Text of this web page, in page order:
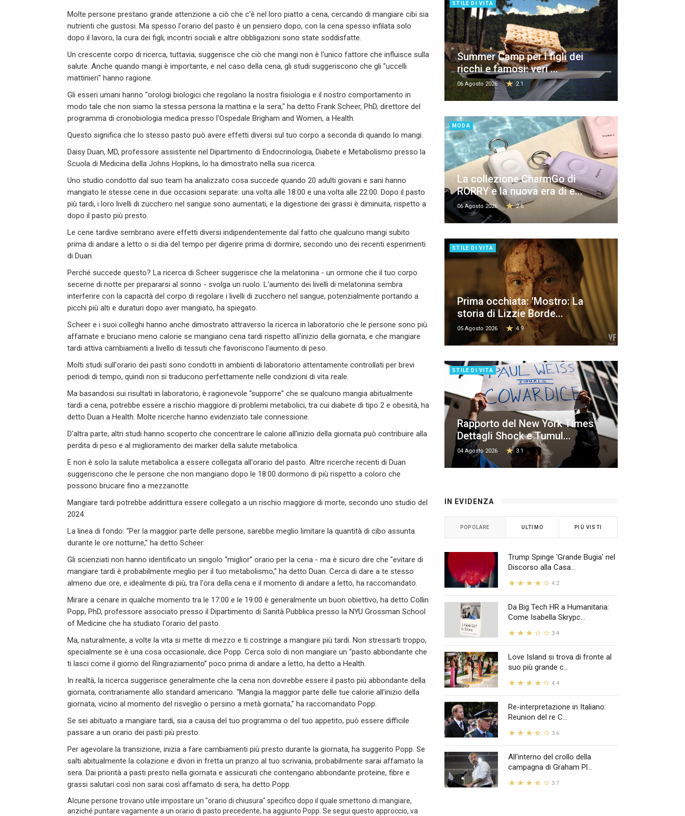
Molte persone prestano grande attenzione a ciò che c'è nel loro piatto a cena, cercando di mangiare cibi sia
nutrienti che gustosi. Ma spesso l'orario del pasto è un pensiero dopo, con la cena spesso infilata solo
dopo il lavoro, la cura dei figli, incontri sociali e altre obbligazioni sono state soddisfatte.
Un crescente corpo di ricerca, tuttavia, suggerisce che ciò che mangi non è l'unico fattore che influisce sulla
salute. Anche quando mangi è importante, e nel caso della cena, gli studi suggeriscono che gli "uccelli
mattinieri" hanno ragione.
Gli esseri umani hanno "orologi biologici che regolano la nostra fisiologia e il nostro comportamento in
modo tale che non siamo la stessa persona la mattina e la sera," ha detto Frank Scheer, PhD, direttore del
programma di cronobiologia medica presso l'Ospedale Brigham and Women, a Health.
Questo significa che lo stesso pasto può avere effetti diversi sul tuo corpo a seconda di quando lo mangi.
Daisy Duan, MD, professore assistente nel Dipartimento di Endocrinologia, Diabete e Metabolismo presso la
Scuola di Medicina della Johns Hopkins, lo ha dimostrato nella sua ricerca.
Uno studio condotto dal suo team ha analizzato cosa succede quando 20 adulti giovani e sani hanno
mangiato le stesse cene in due occasioni separate: una volta alle 18:00 e una volta alle 22:00. Dopo il pasto
più tardi, i loro livelli di zucchero nel sangue sono aumentati, e la digestione dei grassi è diminuita, rispetto a
dopo il pasto più presto.
Le cene tardive sembrano avere effetti diversi indipendentemente dal fatto che qualcuno mangi subito
prima di andare a letto o si dia del tempo per digerire prima di dormire, secondo uno dei recenti esperimenti
di Duan.
Perché succede questo? La ricerca di Scheer suggerisce che la melatonina - un ormone che il tuo corpo
secerne di notte per prepararsi al sonno - svolga un ruolo. L'aumento dei livelli di melatonina sembra
interferire con la capacità del corpo di regolare i livelli di zucchero nel sangue, potenzialmente portando a
picchi più alti e duraturi dopo aver mangiato, ha spiegato.
Scheer e i suoi colleghi hanno anche dimostrato attraverso la ricerca in laboratorio che le persone sono più
affamate e bruciano meno calorie se mangiano cena tardi rispetto all'inizio della giornata, e che mangiare
tardi attiva cambiamenti a livello di tessuti che favoriscono l'aumento di peso.
Molti studi sull'orario dei pasti sono condotti in ambienti di laboratorio attentamente controllati per brevi
periodi di tempo, quindi non si traducono perfettamente nelle condizioni di vita reale.
Ma basandosi sui risultati in laboratorio, è ragionevole “supporre” che se qualcuno mangia abitualmente
tardi a cena, potrebbe essere a rischio maggiore di problemi metabolici, tra cui diabete di tipo 2 e obesità, ha
detto Duan a Health. Molte ricerche hanno evidenziato tale connessione.
D'altra parte, altri studi hanno scoperto che concentrare le calorie all'inizio della giornata può contribuire alla
perdita di peso e al miglioramento dei marker della salute metabolica.
E non è solo la salute metabolica a essere collegata all'orario del pasto. Altre ricerche recenti di Duan
suggeriscono che le persone che non mangiano dopo le 18:00 dormono di più rispetto a coloro che
possono brucare fino a mezzanotte.
Mangiare tardi potrebbe addirittura essere collegato a un rischio maggiore di morte, secondo uno studio del
2024.
La linea di fondo: “Per la maggior parte delle persone, sarebbe meglio limitare la quantità di cibo assunta
durante le ore notturne,” ha detto Scheer.
Gli scienziati non hanno identificato un singolo “miglior” orario per la cena - ma è sicuro dire che "evitare di
mangiare tardi è probabilmente meglio per il tuo metabolismo,” ha detto Duan. Cerca di dare a te stesso
almeno due ore, e idealmente di più, tra l'ora della cena e il momento di andare a letto, ha raccomandato.
Mirare a cenare in qualche momento tra le 17:00 e le 19:00 è generalmente un buon obiettivo, ha detto Collin
Popp, PhD, professore associato presso il Dipartimento di Sanità Pubblica presso la NYU Grossman School
of Medicine che ha studiato l'orario del pasto.
Ma, naturalmente, a volte la vita si mette di mezzo e ti costringe a mangiare più tardi. Non stressarti troppo,
specialmente se è una cosa occasionale, dice Popp. Cerca solo di non mangiare un “pasto abbondante che
ti lasci come il giorno del Ringraziamento” poco prima di andare a letto, ha detto a Health.
In realtà, la ricerca suggerisce generalmente che la cena non dovrebbe essere il pasto più abbondante della
giornata, contrariamente allo standard americano. “Mangia la maggior parte delle tue calorie all'inizio della
giornata, vicino al momento del risveglio o persino a metà giornata,” ha raccomandato Popp.
Se sei abituato a mangiare tardi, sia a causa del tuo programma o del tuo appetito, può essere difficile
passare a un orario dei pasti più presto.
Per agevolare la transizione, inizia a fare cambiamenti più presto durante la giornata, ha suggerito Popp. Se
salti abitualmente la colazione e divori in fretta un pranzo al tuo scrivania, probabilmente sarai affamato la
sera. Dai priorità a pasti presto nella giornata e assicurati che contengano abbondante proteine, fibre e
grassi salutari così non sarai così affamato di sera, ha detto Popp.
Alcune persone trovano utile impostare un "orario di chiusura" specifico dopo il quale smettono di mangiare,
anziché puntare vagamente a un orario di pasto precedente, ha aggiunto Popp. Se segui questo approccio, va
STILE DI VITA
Summer Camp per i figli dei
ricchi e famosi: veri ...
06 Agosto 2026 2.1
MODA
La collezione CharmGo di
RORRY e la nuova era di e...
06 Agosto 2026 2.6
STILE DI VITA
Prima occhiata: 'Mostro: La
storia di Lizzie Borde...
05 Agosto 2026 4.9
STILE DI VITA
Rapporto del New York Times
Dettagli Shock e Tumul...
04 Agosto 2026 3.1
IN EVIDENZA
POPOLARE ULTIMO PIÙ VISTI
Trump Spinge 'Grande Bugia' nel
Discorso alla Casa...
4.2
Da Big Tech HR a Humanitaria:
Come Isabella Skrypc...
3.4
Love Island si trova di fronte al
suo più grande c...
4.4
Re-interpretazione in Italiano:
Reunion del re C...
3.6
All'interno del crollo della
campagna di Graham Pl...
3.7